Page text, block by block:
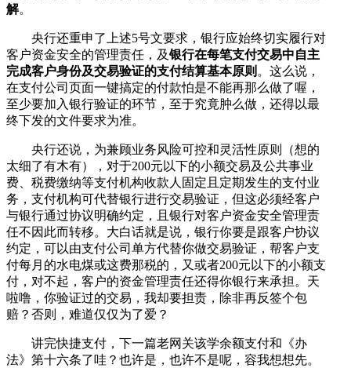
解。
央行还重申了上述5号文要求，银行应始终切实履行对
客户资金安全的管理责任，及银行在每笔支付交易中自主
完成客户身份及交易验证的支付结算基本原则 。这么说，
在支付公司页面一键搞定的付款怕是不能再那么做了喔，
至少要加入银行验证的环节，至于究竟肿么做，还得以最
终下发的文件要求为准。
央行还说，为兼顾业务风险可控和灵活性原则（想的
太细了有木有），对于200元以下的小额交易及公共事业
费、税费缴纳等支付机构收款人固定且定期发生的支付业
务，支付机构可代替银行进行交易验证，但这必须经客户
与银行通过协议明确约定，且银行对客户资金安全管理责
任不因此而转移。大白话就是说，银行你要是跟客户协议
约定，可以由支付公司单方代替你做交易验证，帮客户支
付每月的水电煤或这费那税的，又或者200元以下的小额支
付，对不起，客户的资金管理责任还得你银行来承担。天
啦噜，你验证过的交易，我却要担责，除非再反签个包
赔？否则，难道仅仅为了爱？
讲完快捷支付，下一篇老网关该学余额支付和《办
法》第十六条了哇？也许是，也许不是呢，容我想想先。